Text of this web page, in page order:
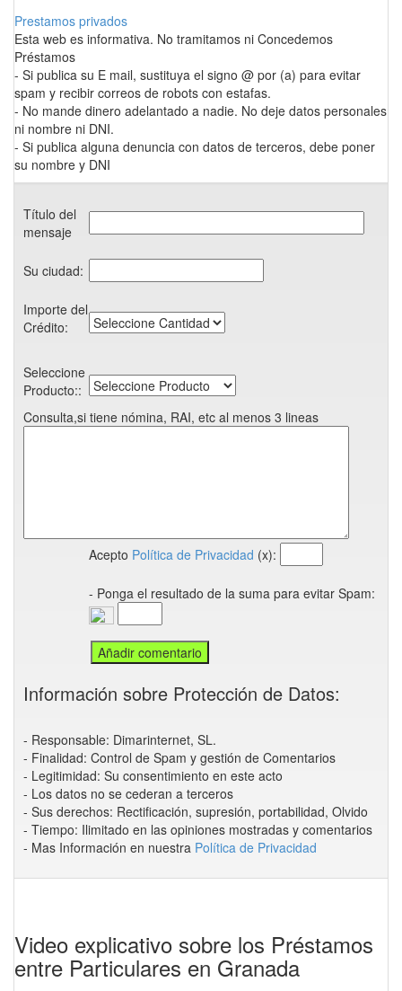
Prestamos privados
Esta web es informativa. No tramitamos ni Concedemos
Préstamos
- Si publica su E mail, sustituya el signo @ por (a) para evitar
spam y recibir correos de robots con estafas.
- No mande dinero adelantado a nadie. No deje datos personales
ni nombre ni DNI.
- Si publica alguna denuncia con datos de terceros, debe poner
su nombre y DNI
Título del
mensaje
Su ciudad:
Importe del
Crédito:
Seleccione
Producto::
Consulta,si tiene nómina, RAI, etc al menos 3 lineas
Acepto Política de Privacidad (x):
- Ponga el resultado de la suma para evitar Spam:
Información sobre Protección de Datos:
- Responsable: Dimarinternet, SL.
- Finalidad: Control de Spam y gestión de Comentarios
- Legitimidad: Su consentimiento en este acto
- Los datos no se cederan a terceros
- Sus derechos: Rectificación, supresión, portabilidad, Olvido
- Tiempo: Ilimitado en las opiniones mostradas y comentarios
- Mas Información en nuestra Política de Privacidad
Video explicativo sobre los Préstamos
entre Particulares en Granada